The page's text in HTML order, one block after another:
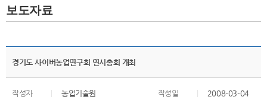
보도자료
경기도 사이버농업연구회 연시총회 개최
작성자 농업기술원 작성일 2008-03-04